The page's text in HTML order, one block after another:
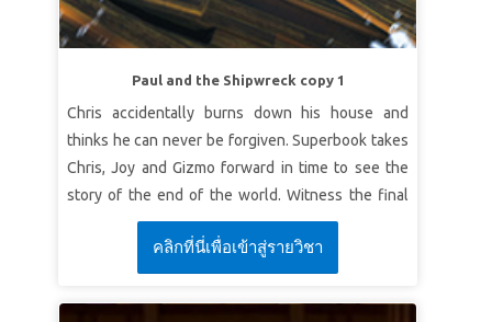
mine.
Verset:„Întăriţi-vă şi îmbărbătaţi-vă! Nu vă
temeţi şi nu vă înspăimântaţi de ei, căci Domnul
va părăsi şi nu te va lăsa.”
LECȚIA 3: RĂSCUMPĂRĂTORUL MEU
TRĂIEȘTE
Isus este Răscumpărătorul meu.
„Dar ştiu că Răscumpărătorul meu este
Paul and the Shipwreck copy 1
Chris accidentally burns down his house and
thinks he can never be forgiven. Superbook takes
Chris, Joy and Gizmo forward in time to see the
story of the end of the world. Witness the final
battle between Satan’s evil forces and God’s army
of angels. The children learn that the power of
God’s forgiveness and salvation will ultimately
defeat the forces of darkness. *Be sure to
คลิกที่นี่เพื่อเข้าสู่รายวิชา